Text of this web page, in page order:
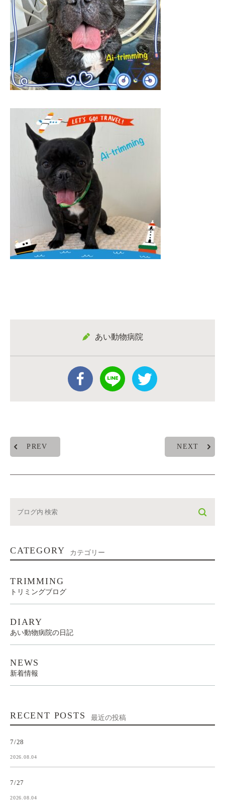
あい動物病院
PREV NEXT
CATEGORY カテゴリー
TRIMMING
トリミングブログ
DIARY
あい動物病院の日記
NEWS
新着情報
RECENT POSTS 最近の投稿
7/28
2026.08.04
7/27
2026.08.04